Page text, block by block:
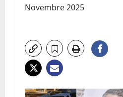
Novembre 2025